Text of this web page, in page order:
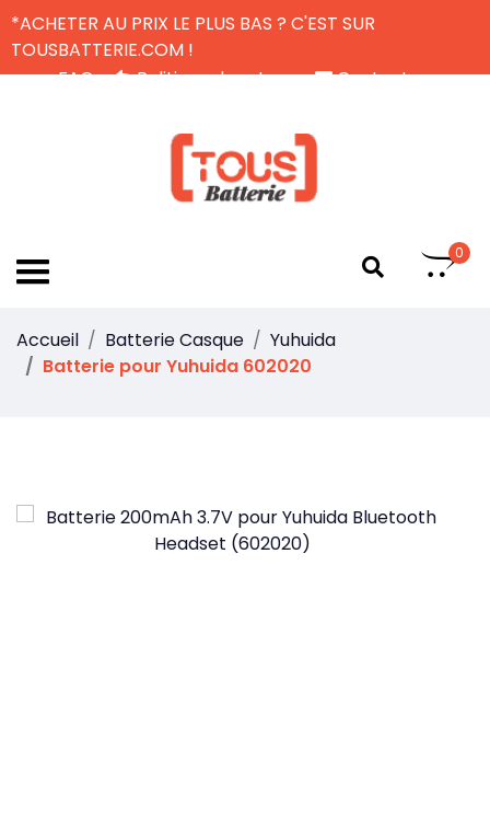
*ACHETER AU PRIX LE PLUS BAS ? C'EST SUR
TOUSBATTERIE.COM !
FAQ
Politique de retour
Contactez-nous
0
Accueil Batterie Casque
Yuhuida
Batterie pour Yuhuida 602020